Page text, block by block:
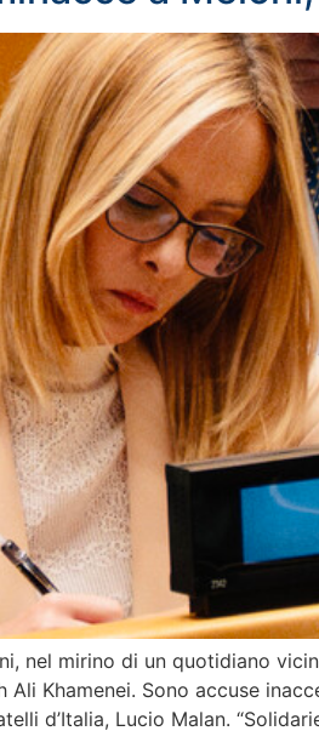
nel mirino di un quotidiano
Khamenei. Sono accuse
d’Italia, Lucio Malan.